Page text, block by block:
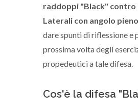
raddoppi "Black" contro
Laterali con angolo pieno
dare spunti di riflessione e
prossima volta degli
propedeutici a tale difesa.
Cos'è la difesa